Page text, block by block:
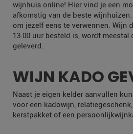
wijnhuis online! Hier vind je een
afkomstig van de beste
om jezelf eens te verwennen. Wijn
13.00 uur besteld is, wordt meestal
geleverd.
WIJN KADO
Naast je eigen kelder aanvullen
voor een kadowijn,
kerstpakket of een